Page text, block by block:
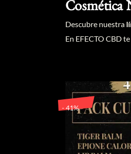
Cosmética
Descubre nuestra
En EFECTO CBD
- 41%